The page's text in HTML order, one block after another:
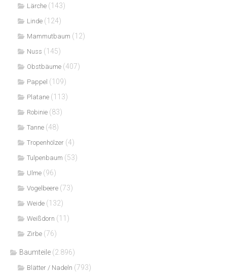
Lärche (143)
Linde (124)
Mammutbaum (12)
Nuss (145)
Obstbäume (407)
Pappel (109)
Platane (113)
Robinie (83)
Tanne (48)
Tropenhölzer (4)
Tulpenbaum (53)
Ulme (96)
Vogelbeere (73)
Weide (132)
Weißdorn (11)
Zirbe (76)
Baumteile (2.896)
Blätter / Nadeln (793)